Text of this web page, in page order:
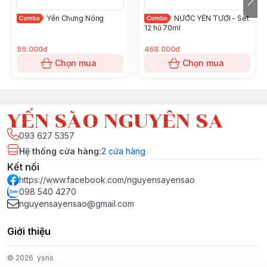
Điểm nổi bật:
lượng cao, giàu dinh dưỡng.
• Lựa chọn lý tưởng cho người bận rộn muốn duy trì
phí với ưu đãi hấp dẫn.
Yến Chưng Nóng
99.000đ
Chọn mua
NƯỚC YẾN TƯƠI - Set
12 hũ 70ml
468.000đ
Chọn mua
YẾN SÀO NGUYÊN SA
093 627 5357
Hệ thống cửa hàng:2 cửa hàng
Kết nối
https://www.facebook.com/nguyensayensao
098 540 4270
nguyensayensao@gmail.com
Giới thiệu
© 2026 ysns